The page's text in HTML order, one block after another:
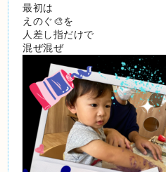
最初は
えのぐ🎨を
人差し指だけで
混ぜ混ぜ